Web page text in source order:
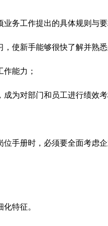
务工作提出的具体规则与要
使新手能够很快了解并熟
能力；
为对部门和员工进行绩效考
手册时，必须要全面考虑
特征。